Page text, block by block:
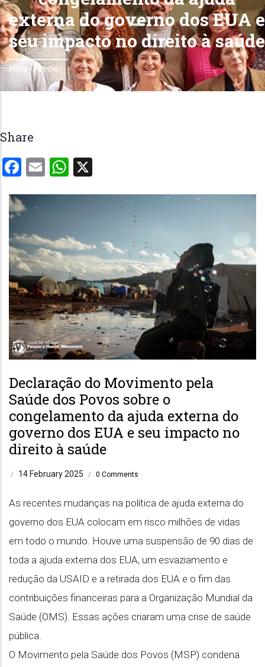
externa do governo dos EUA e
seu impacto no direito à saúde
Trilha
Início -Article
Share
Facebook
EmailWhatsApp
Declaração do Movimento pela
Saúde dos Povos sobre o
congelamento da ajuda externa do
governo dos EUA e seu impacto no
direito à saúde
/ 14 February 2025 / 0 Comments
As recentes mudanças na política de ajuda externa do
governo dos EUA colocam em risco milhões de vidas
em todo o mundo. Houve uma suspensão de 90 dias de
toda a ajuda externa dos EUA, um esvaziamento e
redução da USAID e a retirada dos EUA e o fim das
contribuições financeiras para a Organização Mundial da
Saúde (OMS). Essas ações criaram uma crise de saúde
pública.
O Movimento pela Saúde dos Povos (MSP) condena